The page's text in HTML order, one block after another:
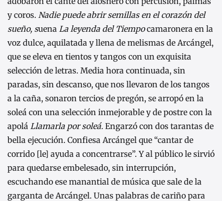
y coros. Nadie puede abrir semillas en el corazón del
sueño, suena La leyenda del Tiempocamaronera en la
voz dulce, aquilatada y llena de melismas de Arcángel,
que se eleva en tientos y tangos con un exquisita
selección de letras. Media hora continuada, sin
paradas, sin descanso, que nos llevaron de los tangos
a la caña, sonaron tercios de pregón, se arropó en la
soleá con una selección inmejorable y de postre con la
apolá Llamarla por soleá. Engarzó con dos tarantas de
bella ejecución. Confiesa Arcángel que “cantar de
corrido [le] ayuda a concentrarse”. Y al público le sirvió
para quedarse embelesado, sin interrupción,
escuchando ese manantial de música que sale de la
garganta de Arcángel. Unas palabras de cariño para